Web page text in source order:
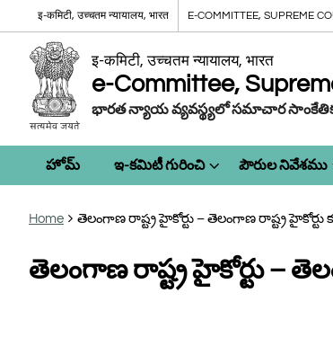
इ-कमिटी, उच्चतम न्यायालय, भारत E-COMMITTEE, SUPREME
इ-कमिटी, उच्चतम न्यायालय, भारत
e-Committee,
భారత న్యాయ వ్యవస్థ్యలో సమాచార సాంకేతిక
హోమ్ ఇ-కమిటీ గురించి పౌరుల నివేశము
Home తెలంగాణ రాష్ట్ర హైకోర్టు – తెలంగాణ రాష్ట్ర హైకోర్టు
తెలంగాణ రాష్ట్ర హైకోర్టు –